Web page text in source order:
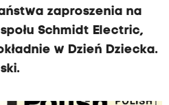
zaproszenia na
Schmidt Electric,
w Dzień Dziecka.